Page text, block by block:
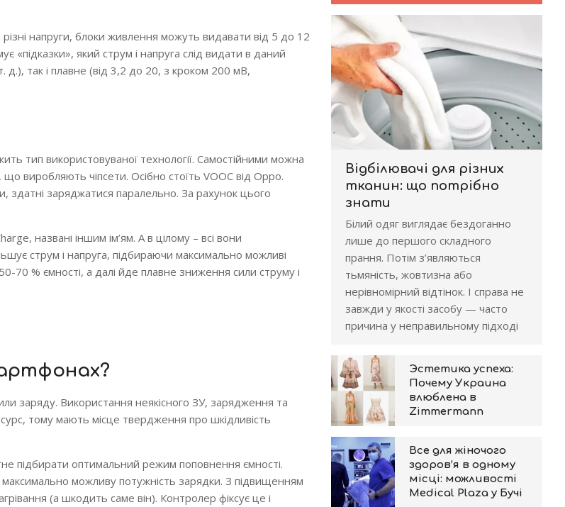
напруги, блоки живлення можуть видавати від 5 до 12
«підказки», який струм і напруга слід видати в даний
так і плавне (від 3,2 до 20, з кроком 200 мВ,
тип використовуваної технології. Самостійними можна
виробляють чіпсети. Осібно стоїть VOOC від Oppo.
здатні заряджатися паралельно. За рахунок цього
названі іншим ім’ям. А в цілому – всі вони
струм і напруга, підбираючи максимально можливі
70 % ємності, а далі йде плавне зниження сили струму і
сили заряду. Використання неякісного ЗУ, зарядження та
тому мають місце твердження про шкідливість
підбирати оптимальний режим поповнення ємності.
максимально можливу потужність зарядки. З підвищенням
(а шкодить саме він). Контролер фіксує це і
Відбілювачі для різних
тканин: що потрібно
знати
Білий одяг виглядає бездоганно
лише до першого складного
прання. Потім з’являються
тьмяність, жовтизна або
нерівномірний відтінок. І справа не
завжди у якості засобу — часто
причина у неправильному підході
Эстетика успеха:
Почему Украина
влюблена в
Zimmermann
Все для жіночого
здоров’я в одному
місці: можливості
Medical Plaza у Бучі